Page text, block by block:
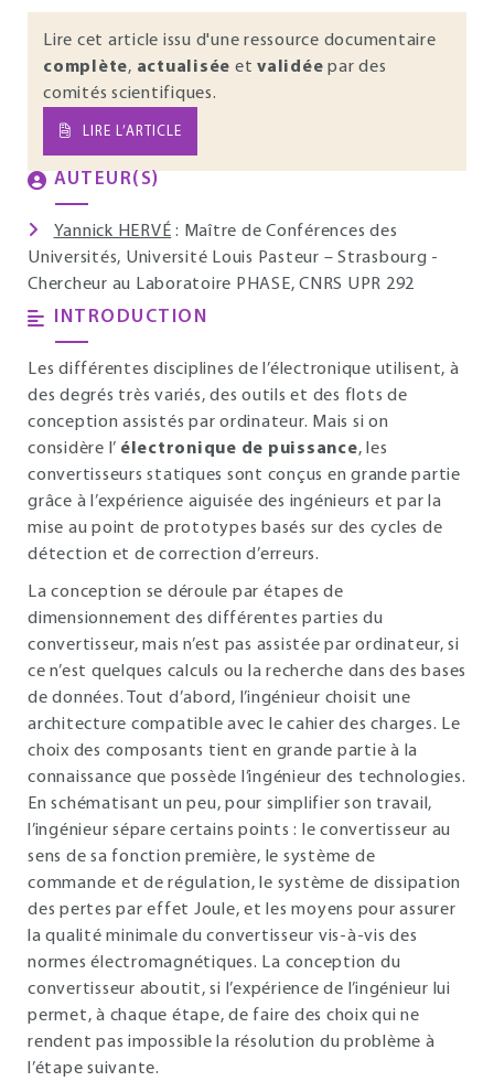
Lire cet article issu d'une ressource documentaire
complète, actualisée et validée par des
comités scientifiques.
LIRE L’ARTICLE
AUTEUR(S)
Yannick HERVÉ : Maître de Conférences des
Universités, Université Louis Pasteur – Strasbourg -
Chercheur au Laboratoire PHASE, CNRS UPR 292
INTRODUCTION
Les différentes disciplines de l’électronique utilisent, à
des degrés très variés, des outils et des flots de
conception assistés par ordinateur. Mais si on
considère l’ électronique de puissance, les
convertisseurs statiques sont conçus en grande partie
grâce à l’expérience aiguisée des ingénieurs et par la
mise au point de prototypes basés sur des cycles de
détection et de correction d’erreurs.
La conception se déroule par étapes de
dimensionnement des différentes parties du
convertisseur, mais n’est pas assistée par ordinateur, si
ce n’est quelques calculs ou la recherche dans des bases
de données. Tout d’abord, l’ingénieur choisit une
architecture compatible avec le cahier des charges. Le
choix des composants tient en grande partie à la
connaissance que possède l’ingénieur des technologies.
En schématisant un peu, pour simplifier son travail,
l’ingénieur sépare certains points : le convertisseur au
sens de sa fonction première, le système de
commande et de régulation, le système de dissipation
des pertes par effet Joule, et les moyens pour assurer
la qualité minimale du convertisseur vis-à-vis des
normes électromagnétiques. La conception du
convertisseur aboutit, si l’expérience de l’ingénieur lui
permet, à chaque étape, de faire des choix qui ne
rendent pas impossible la résolution du problème à
l’étape suivante.